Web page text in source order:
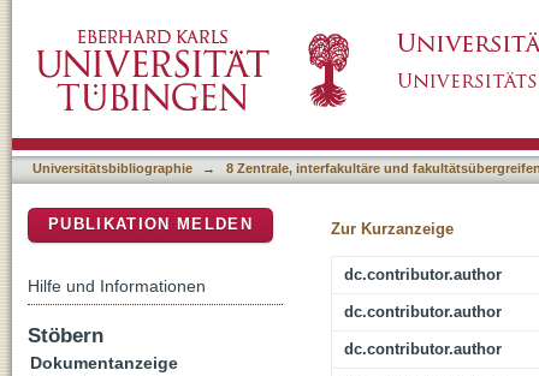
PAN3 and CCR4-NOT deadenylase
Universitätsbibliographie → 8 Zentrale, interfakultäre und
Zur Kurzanzeige
dc.contributor.author
dc.contributor.author
dc.contributor.author
PUBLIKATION MELDEN
Hilfe und Informationen
Stöbern
Dokumentanzeige